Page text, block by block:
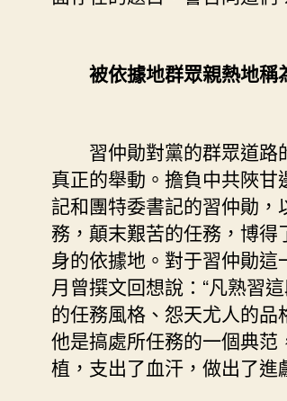
被依據地群眾親熱地稱
習仲勛對黨的群眾道路
真正的舉動。擔負中共陜
記和團特委書記的習仲勛
務，顛末艱苦的任務，博
身的依據地。對于習仲勛
月曾撰文回想說：“凡熟習
的任務風格、怨天尤人的
他是搞處所任務的一個典
植，支出了血汗，做出了進